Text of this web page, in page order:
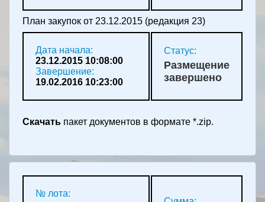
План закупок от 23.12.2015 (редакция 23)
Дата начала:
23.12.2015 10:08:00
Завершение:
19.02.2016 10:23:00
Статус:
Размещение
завершено
Скачать пакет документов в формате *.zip.
№ лота: